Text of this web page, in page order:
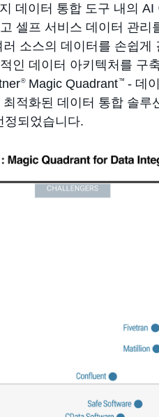
데이터 통합 도구 내의
셀프 서비스 데이터 관
러 소스의 데이터를 손쉽
인 데이터 아키텍처를 구
®Magic Quadrant ™ - 데
최적화된 데이터 통합 솔루
정되었습니다.